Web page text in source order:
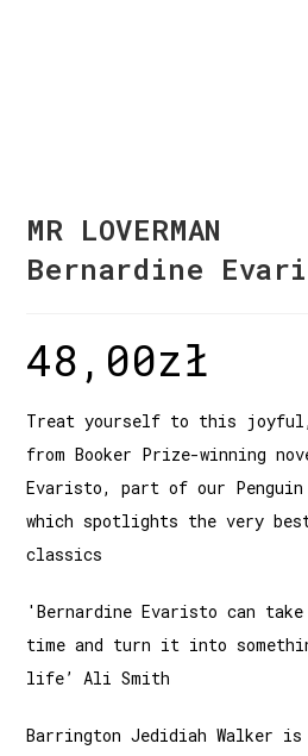
MR LOVERMAN
Bernardine
48,00zł
Treat yourself to this
from Booker Prize-winning
Evaristo, part of our
which spotlights the very
classics
'Bernardine Evaristo can
time and turn it into
life’ Ali Smith
Barrington Jedidiah Walker is